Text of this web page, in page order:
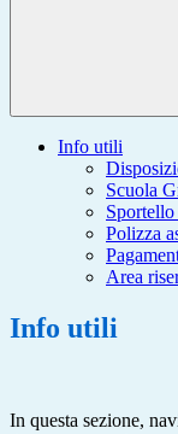
Info utili
Scuola
Polizza
Area
Info utili
In questa sezione,